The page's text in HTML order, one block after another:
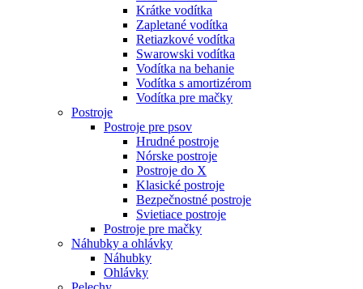
Krátke vodítka
Zapletané vodítka
Retiazkové vodítka
Swarowski vodítka
Vodítka na behanie
Vodítka s amortizérom
Vodítka pre mačky
Postroje
Postroje pre psov
Hrudné postroje
Nórske postroje
Postroje do X
Klasické postroje
Bezpečnostné postroje
Svietiace postroje
Postroje pre mačky
Náhubky a ohlávky
Náhubky
Ohlávky